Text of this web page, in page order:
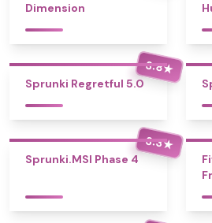
Dimension
3.8★
Sprunki Regretful 5.0
3.3★
Sprunki.MSI Phase 4